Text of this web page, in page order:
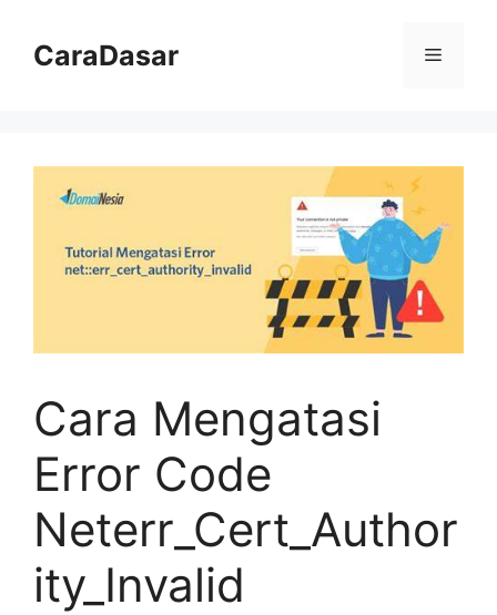
CaraDasar Menu
Cara Mengatasi
Error Code
Neterr_Cert_Author
ity_Invalid